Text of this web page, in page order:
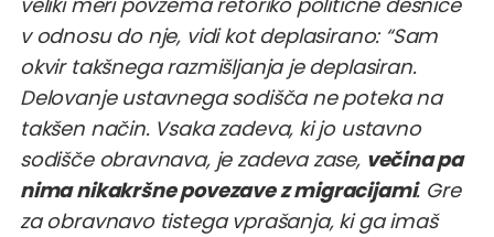
v odnosu do nje, vidi kot deplasirano: “Sam
okvir takšnega razmišljanja je deplasiran.
Delovanje ustavnega sodišča ne poteka na
takšen način. Vsaka zadeva, ki jo ustavno
sodišče obravnava, je zadeva zase, večina pa
nima nikakršne povezave z migracijami. Gre
za obravnavo tistega vprašanja, ki ga imaš